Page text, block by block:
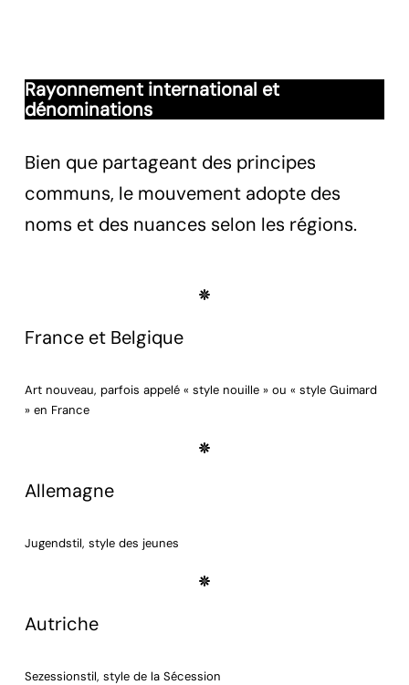
Rayonnement international et
dénominations
Bien que partageant des principes
communs, le mouvement adopte des
noms et des nuances selon les régions.
France et Belgique
Art nouveau, parfois appelé « style nouille » ou « style Guimard
» en France
Allemagne
Jugendstil, style des jeunes
Autriche
Sezessionstil, style de la Sécession